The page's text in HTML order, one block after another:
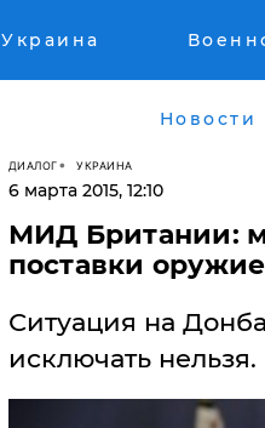
Украина
Новости
ДИАЛОГ УКРАИНА
6 марта 2015, 12:10
МИД Британии:
поставки
Ситуация на
исключать нельзя.